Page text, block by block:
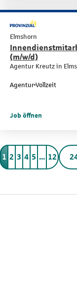
Elmshorn
(m/w/d)
Agentur Kreutz in
Agentur Vollzeit
Job öffnen
1 2 3 4 5 ... 12